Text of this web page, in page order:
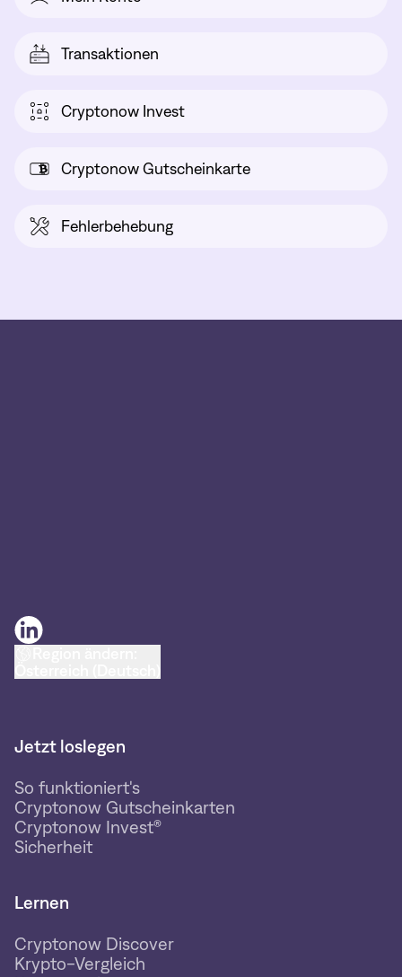
Transaktionen
Cryptonow Invest
Cryptonow Gutscheinkarte
Fehlerbehebung
Jetzt loslegen
So funktioniert's
Cryptonow Gutscheinkarten
Cryptonow Invest®
Sicherheit
Lernen
Cryptonow Discover
Krypto-Vergleich